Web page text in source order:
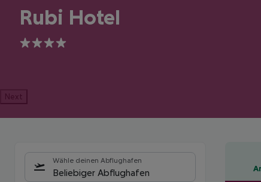
Rubi Hotel
4
Next
Wähle deinen Abflughafen
Beliebiger Abflughafen